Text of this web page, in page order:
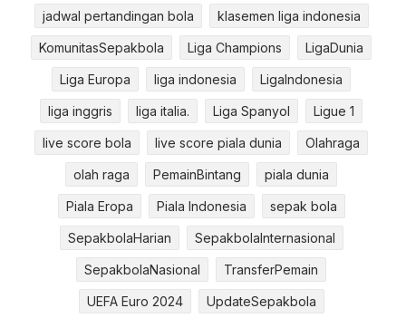
jadwal pertandingan bola klasemen liga indonesia
KomunitasSepakbola Liga Champions LigaDunia
Liga Europa liga indonesia LigaIndonesia
liga inggris liga italia. Liga Spanyol Ligue 1
live score bola live score piala dunia Olahraga
olah raga PemainBintang piala dunia
Piala Eropa Piala Indonesia sepak bola
SepakbolaHarian SepakbolaInternasional
SepakbolaNasional TransferPemain
UEFA Euro 2024 UpdateSepakbola